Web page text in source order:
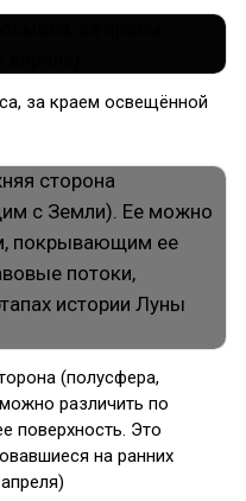
за краем освещённой
(полусфера,
различить по
поверхность. Это
на ранних